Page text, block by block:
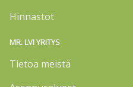
Hinnastot
MR. LVI YRITYS
Tietoa meistä